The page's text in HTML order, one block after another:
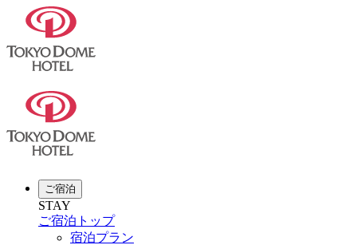
ご宿泊
STAY
ご宿泊トップ
宿泊プラン